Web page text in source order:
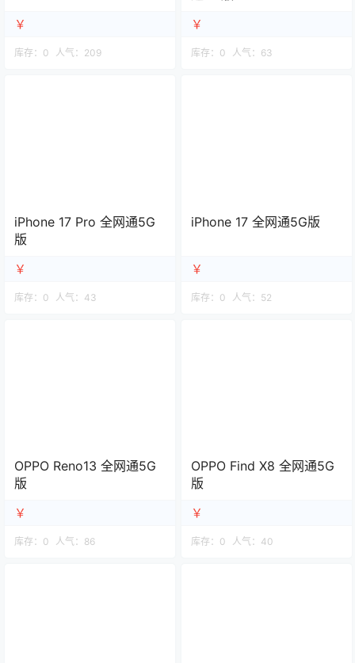
￥
库存： 0 人气： 209
￥
库存： 0 人气： 63
iPhone 17 Pro 全网通5G
版
￥
库存： 0 人气： 43
iPhone 17 全网通5G版
￥
库存： 0 人气： 52
OPPO Reno13 全网通5G
版
￥
库存： 0 人气： 86
OPPO Find X8 全网通5G
版
￥
库存： 0 人气： 40